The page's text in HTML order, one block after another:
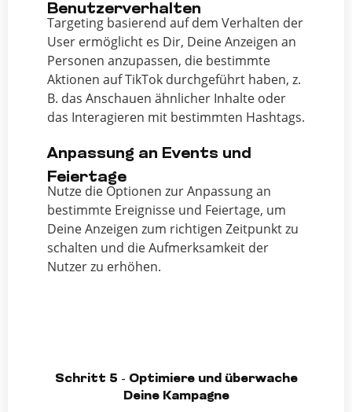
Benutzerverhalten
Targeting basierend auf dem Verhalten der
User ermöglicht es Dir, Deine Anzeigen an
Personen anzupassen, die bestimmte
Aktionen auf TikTok durchgeführt haben, z.
B. das Anschauen ähnlicher Inhalte oder
das Interagieren mit bestimmten Hashtags.
Anpassung an Events und
Feiertage
Nutze die Optionen zur Anpassung an
bestimmte Ereignisse und Feiertage, um
Deine Anzeigen zum richtigen Zeitpunkt zu
schalten und die Aufmerksamkeit der
Nutzer zu erhöhen.
Schritt 5 - Optimiere und überwache
Deine Kampagne